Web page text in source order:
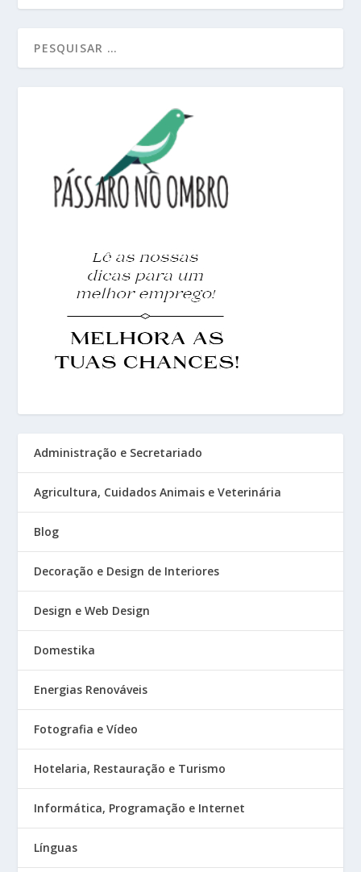
Administração e Secretariado
Agricultura, Cuidados Animais e Veterinária
Blog
Decoração e Design de Interiores
Design e Web Design
Domestika
Energias Renováveis
Fotografia e Vídeo
Hotelaria, Restauração e Turismo
Informática, Programação e Internet
Línguas